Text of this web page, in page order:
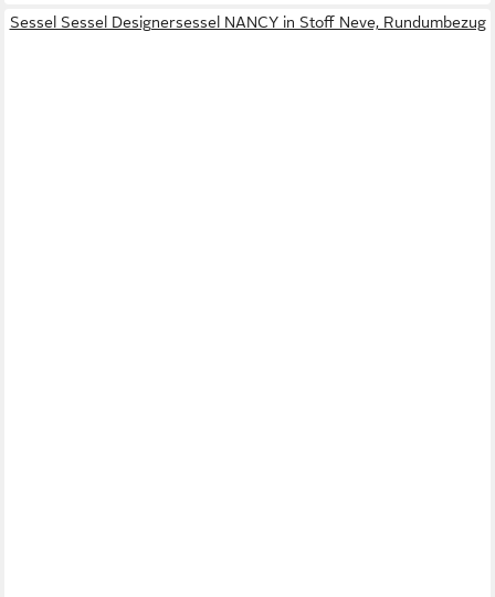
Sessel Sessel Designersessel NANCY in Stoff Neve, Rundumbezug